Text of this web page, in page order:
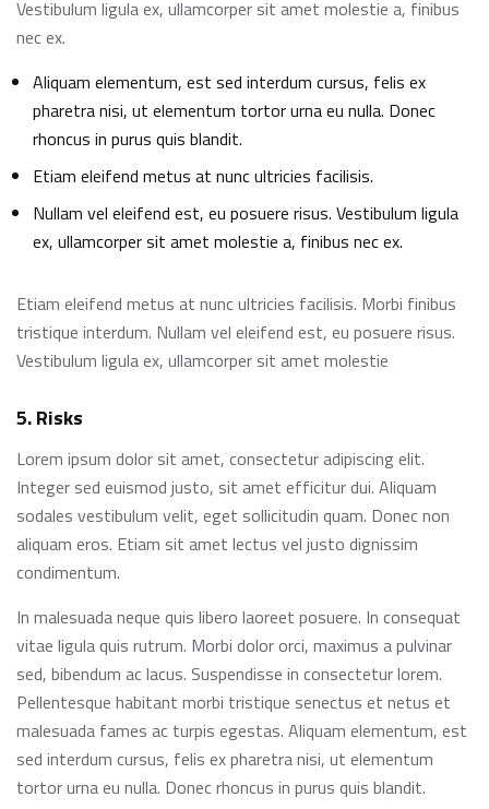
Vestibulum ligula ex, ullamcorper sit amet molestie a, finibus
nec ex.
Aliquam elementum, est sed interdum cursus, felis ex
pharetra nisi, ut elementum tortor urna eu nulla. Donec
rhoncus in purus quis blandit.
Etiam eleifend metus at nunc ultricies facilisis.
Nullam vel eleifend est, eu posuere risus. Vestibulum ligula
ex, ullamcorper sit amet molestie a, finibus nec ex.
Etiam eleifend metus at nunc ultricies facilisis. Morbi finibus
tristique interdum. Nullam vel eleifend est, eu posuere risus.
Vestibulum ligula ex, ullamcorper sit amet molestie
5. Risks
Lorem ipsum dolor sit amet, consectetur adipiscing elit.
Integer sed euismod justo, sit amet efficitur dui. Aliquam
sodales vestibulum velit, eget sollicitudin quam. Donec non
aliquam eros. Etiam sit amet lectus vel justo dignissim
condimentum.
In malesuada neque quis libero laoreet posuere. In consequat
vitae ligula quis rutrum. Morbi dolor orci, maximus a pulvinar
sed, bibendum ac lacus. Suspendisse in consectetur lorem.
Pellentesque habitant morbi tristique senectus et netus et
malesuada fames ac turpis egestas. Aliquam elementum, est
sed interdum cursus, felis ex pharetra nisi, ut elementum
tortor urna eu nulla. Donec rhoncus in purus quis blandit.